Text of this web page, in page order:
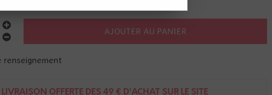
AJOUTER AU PANIER
renseignement
LIVRAISON OFFERTE DÈS 49 € D'ACHAT SUR LE SITE